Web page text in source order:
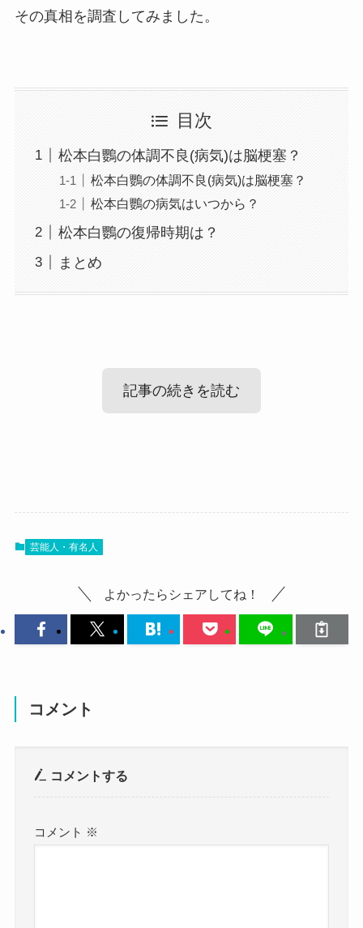
その真相を調査してみました。
目次
松本白鸚の体調不良(病気)は脳梗塞？
松本白鸚の体調不良(病気)は脳梗塞？
松本白鸚の病気はいつから？
松本白鸚の復帰時期は？
まとめ
記事の続きを読む
か・・・
ネット上の噂でしかありません。
しかし、なぜそんな噂が出てきたのか・・・
表には一切出さずに乗り切る人なんだそうです。
にするのは役者らしくないと思う。こ
気もいっぱいしましたけど、一切それ
芸能人・有名人
よかったらシェアしてね！
コメント
コメントする
コメント ※